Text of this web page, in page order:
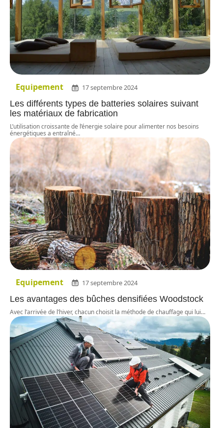
Equipement 17 septembre 2024
Les différents types de batteries solaires suivant
les matériaux de fabrication
L’utilisation croissante de l’énergie solaire pour alimenter nos besoins
énergétiques a entraîné…
Equipement 17 septembre 2024
Les avantages des bûches densifiées Woodstock
Avec l’arrivée de l’hiver, chacun choisit la méthode de chauffage qui lui…